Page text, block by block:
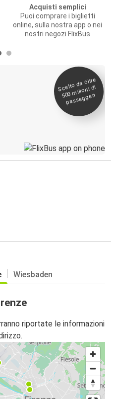
Acquisti semplici
Puoi comprare i biglietti
online, sulla nostra app o nei
nostri negozi FlixBus
Scelto da oltre
500
milioni di
passeggeri
Wiesbaden
riportate le informazioni